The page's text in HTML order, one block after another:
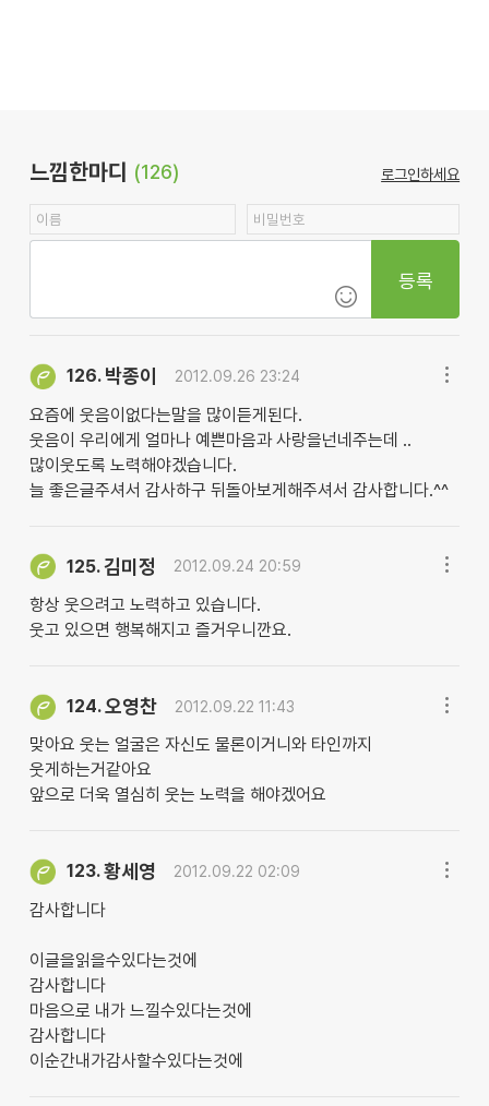
느낌한마디 (126) 로그인하세요
등록
126. 박종이 2012.09.26 23:24
요즘에 웃음이없다는말을 많이듣게된다.
웃음이 우리에게 얼마나 예쁜마음과 사랑을넌네주는데 ..
많이웃도록 노력해야겠습니다.
늘 좋은글주셔서 감사하구 뒤돌아보게해주셔서 감사합니다.^^
125.김미정 2012.09.24 20:59
항상 웃으려고 노력하고 있습니다.
웃고 있으면 행복해지고 즐거우니깐요.
124.오영찬 2012.09.22 11:43
맞아요 웃는 얼굴은 자신도 물론이거니와 타인까지
웃게하는거같아요
앞으로 더욱 열심히 웃는 노력을 해야겠어요
123.황세영 2012.09.22 02:09
감사합니다
이글을읽을수있다는것에
감사합니다
마음으로 내가 느낄수있다는것에
감사합니다
이순간내가감사할수있다는것에